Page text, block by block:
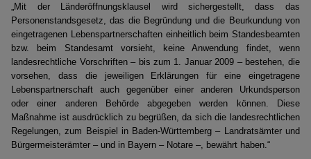
„Mit der Länderöffnungsklausel wird sichergestellt, dass das
Personenstandsgesetz, das die Begründung und die Beurkundung von
eingetragenen Lebenspartnerschaften einheitlich beim Standesbeamten
bzw. beim Standesamt vorsieht, keine Anwendung findet, wenn
landesrechtliche Vorschriften – bis zum 1. Januar 2009 – bestehen, die
vorsehen, dass die jeweiligen Erklärungen für eine eingetragene
Lebenspartnerschaft auch gegenüber einer anderen Urkundsperson
oder einer anderen Behörde abgegeben werden können. Diese
Maßnahme ist ausdrücklich zu begrüßen, da sich die landesrechtlichen
Regelungen, zum Beispiel in Baden-Württemberg – Landratsämter und
Bürgermeisterämter – und in Bayern – Notare –, bewährt haben.“